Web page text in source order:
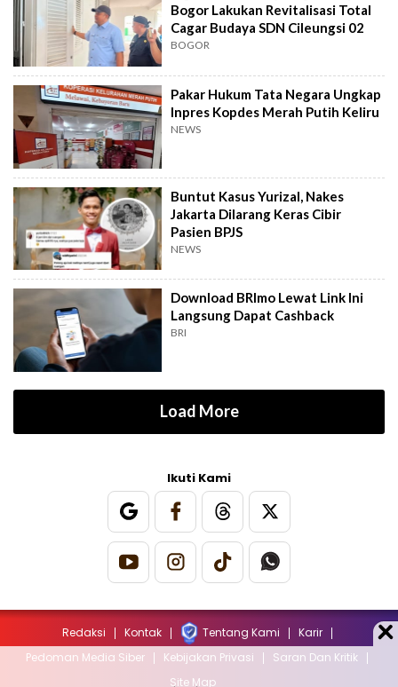
Bogor Lakukan Revitalisasi Total
Cagar Budaya SDN Cileungsi 02
BOGOR
Pakar Hukum Tata Negara Ungkap
Inpres Kopdes Merah Putih Keliru
NEWS
Buntut Kasus Yurizal, Nakes
Jakarta Dilarang Keras Cibir
Pasien BPJS
NEWS
Download BRImo Lewat Link Ini
Langsung Dapat Cashback
BRI
Load More
Ikuti Kami
Redaksi Kontak Tentang Kami
Karir
Pedoman Media Siber
Kebijakan Privasi
Saran Dan Kritik
Site Map